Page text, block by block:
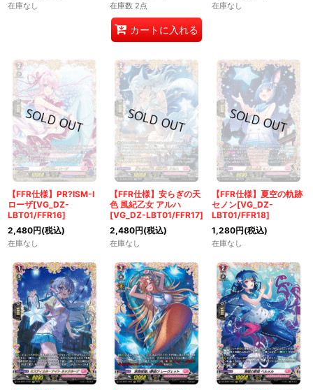
在庫なし 在庫数 2点
カートに入れる
在庫なし
【FFR仕様】PR?ISM-I
ローザ[VG_DZ-
LBT01/FFR16]
2,480円(税込)
在庫なし
【FFR仕様】安らぎの天
色 風紀乙女 アルハ
[VG_DZ-LBT01/FFR17]
2,480円(税込)
在庫なし
【FFR仕様】夏空の軌跡
セノン[VG_DZ-
LBT01/FFR18]
1,280円(税込)
在庫なし